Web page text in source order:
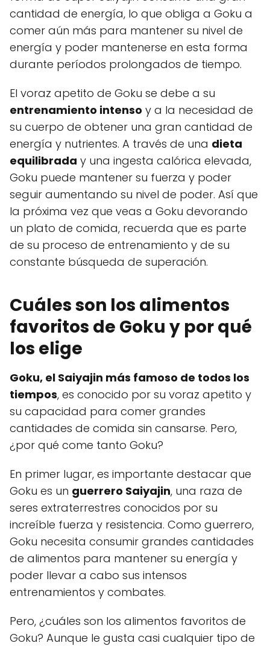
cantidad de energía, lo que obliga a Goku a
comer aún más para mantener su nivel de
energía y poder mantenerse en esta forma
durante períodos prolongados de tiempo.
El voraz apetito de Goku se debe a su
entrenamiento intenso y a la necesidad de
su cuerpo de obtener una gran cantidad de
energía y nutrientes. A través de una dieta
equilibrada y una ingesta calórica elevada,
Goku puede mantener su fuerza y poder
seguir aumentando su nivel de poder. Así que
la próxima vez que veas a Goku devorando
un plato de comida, recuerda que es parte
de su proceso de entrenamiento y de su
constante búsqueda de superación.
Cuáles son los alimentos
favoritos de Goku y por qué
los elige
Goku, el Saiyajin más famoso de todos los
tiempos, es conocido por su voraz apetito y
su capacidad para comer grandes
cantidades de comida sin cansarse. Pero,
¿por qué come tanto Goku?
En primer lugar, es importante destacar que
Goku es un guerrero Saiyajin, una raza de
seres extraterrestres conocidos por su
increíble fuerza y resistencia. Como guerrero,
Goku necesita consumir grandes cantidades
de alimentos para mantener su energía y
poder llevar a cabo sus intensos
entrenamientos y combates.
Pero, ¿cuáles son los alimentos favoritos de
Goku? Aunque le gusta casi cualquier tipo de